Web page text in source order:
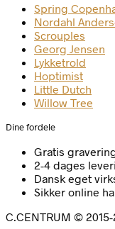
Spring
Nordahl
Scrouples
Georg Jensen
Lykketrold
Hoptimist
Little Dutch
Willow Tree
Dine fordele
Gratis
2-4 dages
Dansk eget
Sikker online
C.CENTRUM ©